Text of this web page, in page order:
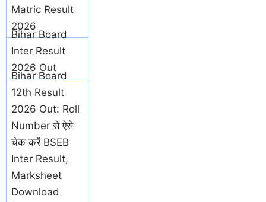
Matric Result
2026
Bihar Board
Inter Result
2026 Out
Bihar Board
12th Result
2026 Out: Roll
Number से ऐसे
चेक करें BSEB
Inter Result,
Marksheet
Download